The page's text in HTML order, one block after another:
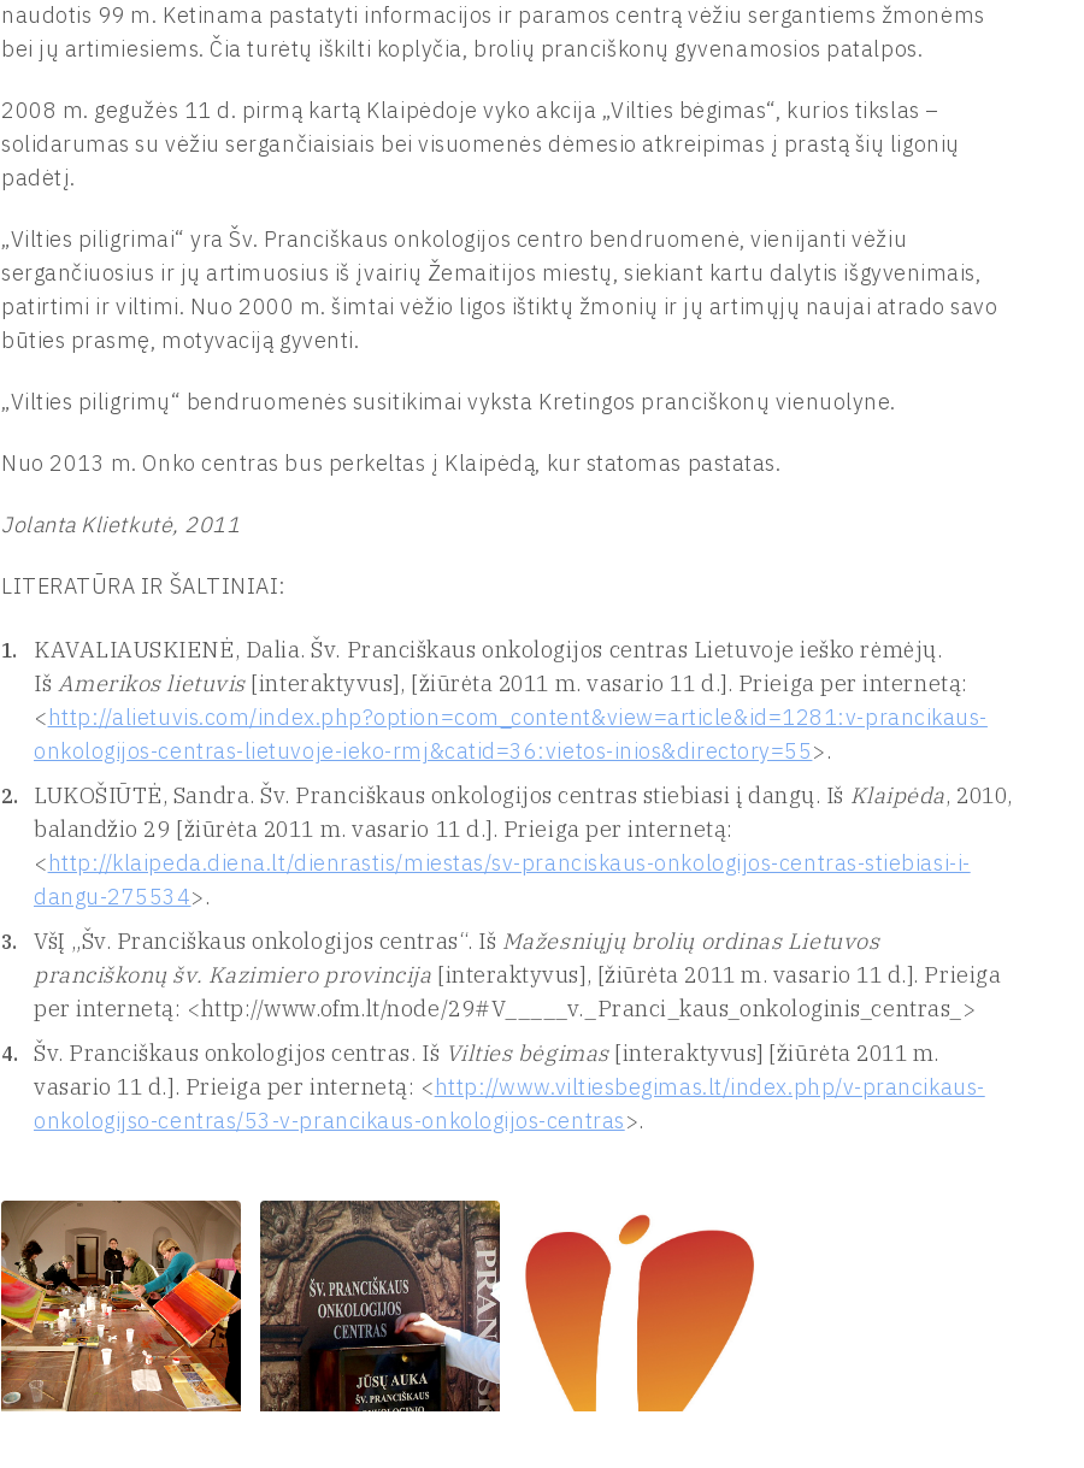
naudotis 99 m. Ketinama pastatyti informacijos ir paramos centrą vėžiu sergantiems žmonėms
bei jų artimiesiems. Čia turėtų iškilti koplyčia, brolių pranciškonų gyvenamosios patalpos.
2008 m. gegužės 11 d. pirmą kartą Klaipėdoje vyko akcija „Vilties bėgimas“, kurios tikslas –
solidarumas su vėžiu sergančiaisiais bei visuomenės dėmesio atkreipimas į prastą šių ligonių
padėtį.
„Vilties piligrimai“ yra Šv. Pranciškaus onkologijos centro bendruomenė, vienijanti vėžiu
sergančiuosius ir jų artimuosius iš įvairių Žemaitijos miestų, siekiant kartu dalytis išgyvenimais,
patirtimi ir viltimi. Nuo 2000 m. šimtai vėžio ligos ištiktų žmonių ir jų artimųjų naujai atrado savo
būties prasmę, motyvaciją gyventi.
„Vilties piligrimų“ bendruomenės susitikimai vyksta Kretingos pranciškonų vienuolyne.
Nuo 2013 m. Onko centras bus perkeltas į Klaipėdą, kur statomas pastatas.
Jolanta Klietkutė, 2011
LITERATŪRA IR ŠALTINIAI:
KAVALIAUSKIENĖ, Dalia. Šv. Pranciškaus onkologijos centras Lietuvoje ieško rėmėjų.
Iš Amerikos lietuvis[interaktyvus], [žiūrėta 2011 m. vasario 11 d.]. Prieiga per internetą:
<http://alietuvis.com/index.php?option=com_content&view=article&id=1281:v-prancikaus-
onkologijos-centras-lietuvoje-ieko-rmj&catid=36:vietos-inios&directory=55>.
LUKOŠIŪTĖ, Sandra. Šv. Pranciškaus onkologijos centras stiebiasi į dangų. Iš Klaipėda, 2010,
balandžio 29 [žiūrėta 2011 m. vasario 11 d.]. Prieiga per internetą:
<http://klaipeda.diena.lt/dienrastis/miestas/sv-pranciskaus-onkologijos-centras-stiebiasi-i-
dangu-275534>.
VšĮ „Šv. Pranciškaus onkologijos centras“. Iš Mažesniųjų brolių ordinas Lietuvos
pranciškonų šv. Kazimiero provincija [interaktyvus], [žiūrėta 2011 m. vasario 11 d.]. Prieiga
per internetą: <http://www.ofm.lt/node/29#V_____v._Pranci_kaus_onkologinis_centras_>
Šv. Pranciškaus onkologijos centras. Iš Vilties bėgimas[interaktyvus] [žiūrėta 2011 m.
vasario 11 d.]. Prieiga per internetą: <http://www.viltiesbegimas.lt/index.php/v-prancikaus-
onkologijso-centras/53-v-prancikaus-onkologijos-centras>.